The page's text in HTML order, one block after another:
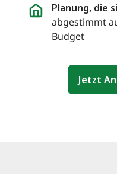
Planung, die
abgestimmt
Budget
Jetzt